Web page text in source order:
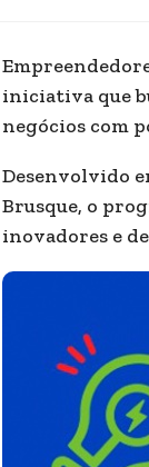
iniciativa que
negócios com
Desenvolvido
Brusque, o
inovadores e